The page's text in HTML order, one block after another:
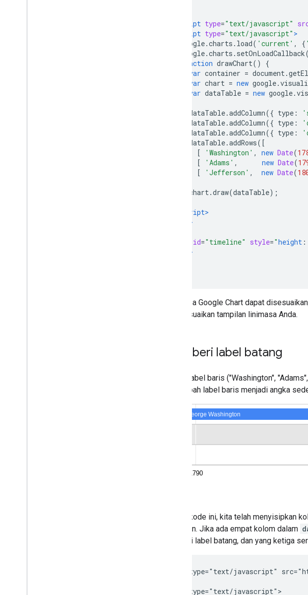
<script type="text/javascript"
<script type="text/javascript" >
google.charts . load( 'current' , {
google.charts . setOnLoadCallback(
function drawChart()
{
var container = document.
var chart = new google.
var dataTable = new google.
dataTable.addColumn({ type :
dataTable.addColumn({ type :
dataTable.addColumn({ type :
dataTable.addRows([
[
'Washington' , new Date(
[
'Adams' , new Date(
[
'Jefferson' , new Date(
chart.draw(dataTable);
</script>
</head>
id="timeline" style="height :
</body>
Linimasa Google Chart dapat
menyesuaikan tampilan linimasa Anda.
Memberi label batang
Selain label baris ("Washington",
mengubah label baris menjadi angka
Dalam kode ini, kita telah menyisipkan
presiden. Jika ada empat kolom dalam
sebagai label batang, dan yang ketiga
<script type="text/javascript"
<script type="text/javascript">